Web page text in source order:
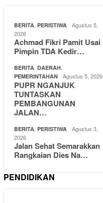
BERITA PERISTIWA
Agustus 5,
2026
Achmad Fikri Pamit Usai
Pimpin TDA Kedir…
BERITA DAERAH
PEMERINTAHAN Agustus 5, 2026
PUPR NGANJUK
TUNTASKAN
PEMBANGUNAN
JALAN…
BERITA PERISTIWA
Agustus 3,
2026
Jalan Sehat Semarakkan
Rangkaian Dies Na…
PENDIDIKAN